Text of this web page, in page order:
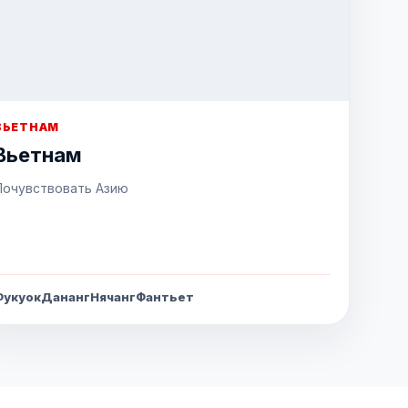
Азию
ДанангНячангФантьет